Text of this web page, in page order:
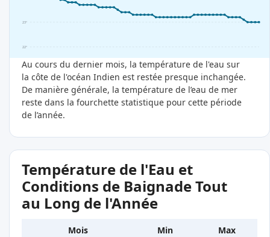
22°
23°
Au cours du dernier mois, la température de l'eau sur
la côte de l'océan Indien est restée presque inchangée.
De manière générale, la température de l’eau de mer
reste dans la fourchette statistique pour cette période
de l’année.
Température de l'Eau et
Conditions de Baignade Tout
au Long de l'Année
Mois Min
Max